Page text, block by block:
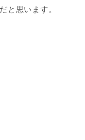
と思います。